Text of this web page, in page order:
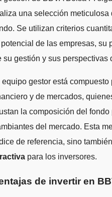
una selección
Se utilizan criterios
de las empresas, su
su gestión y sus perspectivas
equipo gestor está
y de mercados,
la composición del
del mercado. Esta
de referencia, sino
para los inversores.
de invertir en